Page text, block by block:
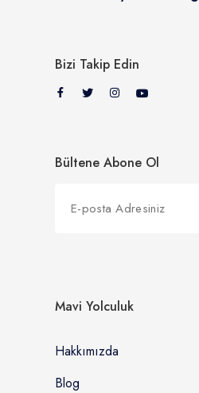
Bizi Takip Edin
Bültene Abone Ol
Mavi Yolculuk
Hakkımızda
Blog